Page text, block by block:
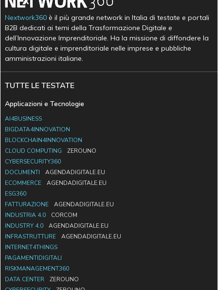
Nextwork360 è il più grande network in Italia di testate e portali
B2B dedicati ai temi della Trasformazione Digitale e
dell’Innovazione Imprenditoriale. Ha la missione di diffondere la
cultura digitale e imprenditoriale nelle imprese e pubbliche
amministrazioni italiane.
TUTTE LE TESTATE
Applicazioni e Tecnologie
AI4BUSINESS
BIGDATA4INNOVATION
BLOCKCHAIN4INNOVATION
CLOUD COMPUTING
ZEROUNO
CYBERSECURITY360
DOCUMENTI
AGENDADIGITALE.EU
ECOMMERCE
AGENDADIGITALE.EU
ESG360
FATTURAZIONE
AGENDADIGITALE.EU
INDUSTRIA 4.0
CORCOM
INDUSTRY 4.0
AGENDADIGITALE.EU
INFRASTRUTTURE
AGENDADIGITALE.EU
INTERNET4THINGS
PAGAMENTIDIGITALI
RISKMANAGEMENT360
DATA CENTER
ZEROUNO